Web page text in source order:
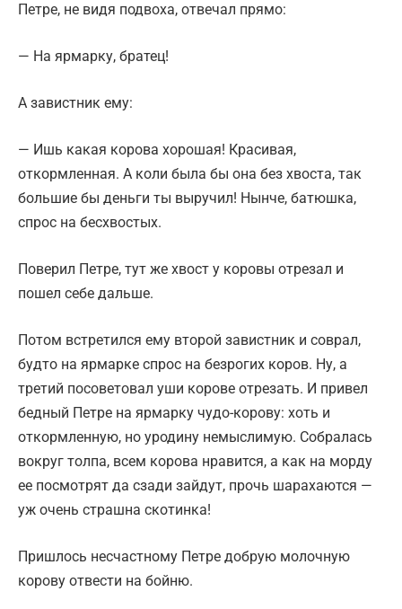
Петре, не видя подвоха, отвечал прямо:
— На ярмарку, братец!
А завистник ему:
— Ишь какая корова хорошая! Красивая,
откормленная. А коли была бы она без хвоста, так
большие бы деньги ты выручил! Нынче, батюшка,
спрос на бесхвостых.
Поверил Петре, тут же хвост у коровы отрезал и
пошел себе дальше.
Потом встретился ему второй завистник и соврал,
будто на ярмарке спрос на безрогих коров. Ну, а
третий посоветовал уши корове отрезать. И привел
бедный Петре на ярмарку чудо-корову: хоть и
откормленную, но уродину немыслимую. Собралась
вокруг толпа, всем корова нравится, а как на морду
ее посмотрят да сзади зайдут, прочь шарахаются —
уж очень страшна скотинка!
Пришлось несчастному Петре добрую молочную
корову отвести на бойню.